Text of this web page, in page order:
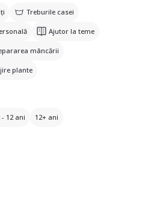
Treburile casei
Ajutor la teme
mâncării
plante
- 12 ani 12+ ani